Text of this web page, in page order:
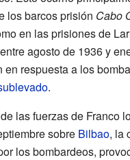
los barcos prisión Cabo
en las prisiones de
agosto de 1936 y
en respuesta a los
.
las fuerzas de Franco
sobre Bilbao, la
los bombardeos,